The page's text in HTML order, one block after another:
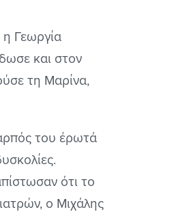
η Γεωργία
και στον
τη Μαρίνα,
του έρωτά
ότι το
ο Μιχάλης